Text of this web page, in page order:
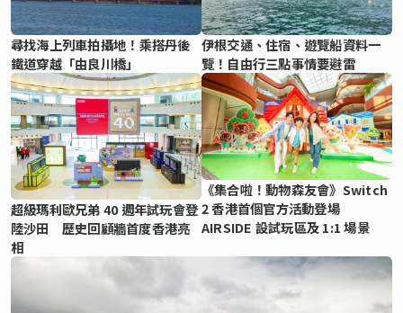
尋找海上列車拍攝地！乘搭丹後
鐵道穿越「由良川橋」
伊根交通、住宿、遊覽船資料一
覽！自由行三點事情要避雷
超級瑪利歐兄弟 40 週年試玩會登
陸沙田 歷史回顧牆首度香港亮
相
《集合啦！動物森友會》Switch
2 香港首個官方活動登場
AIRSIDE 設試玩區及 1:1 場景